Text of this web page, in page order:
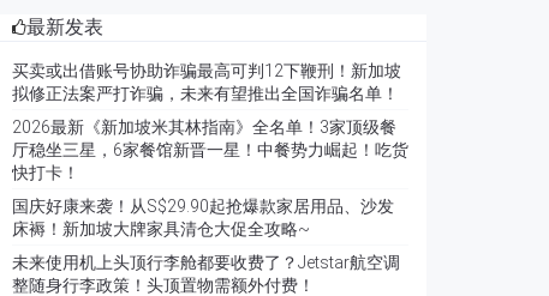
最新发表
买卖或出借账号协助诈骗最高可判12下鞭刑！新加坡
拟修正法案严打诈骗，未来有望推出全国诈骗名单！
2026最新《新加坡米其林指南》全名单！3家顶级餐
厅稳坐三星，6家餐馆新晋一星！中餐势力崛起！吃货
快打卡！
国庆好康来袭！从S$29.90起抢爆款家居用品、沙发
床褥！新加坡大牌家具清仓大促全攻略~
未来使用机上头顶行李舱都要收费了？Jetstar航空调
整随身行李政策！头顶置物需额外付费！